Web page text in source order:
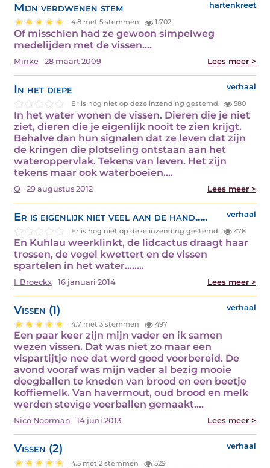
Mijn verdwenen stem hartenkreet
4.8 met 5 stemmen 1.702
Of misschien had ze gewoon simpelweg
medelijden met de vissen.…
Minke 28 maart 2009 Lees meer >
In het diepe verhaal
Er is nog niet op deze inzending gestemd. 580
In het water wonen de vissen. Dieren die je niet
ziet, dieren die je eigenlijk nooit te zien krijgt.
Behalve dan hun signalen dat ze leven dat zijn
de kringen die plotseling ontstaan aan het
wateroppervlak. Tekens van leven. Het zijn
tekens maar ook waterboeien.…
O 29 augustus 2012 Lees meer >
Er is eigenlijk niet veel aan de hand..... verhaal
Er is nog niet op deze inzending gestemd. 478
En Kuhlau weerklinkt, de lidcactus draagt haar
trossen, de vogel kwettert en de vissen
spartelen in het water.....…
I. Broeckx 16 januari 2014 Lees meer >
Vissen (1) verhaal
4.7 met 3 stemmen 497
Een paar keer zijn mijn vader en ik samen
wezen vissen. Dat was niet zo maar een
vispartijtje nee dat werd goed voorbereid. De
avond vooraf was mijn vader al bezig mooie
deegballen te kneden van brood en een beetje
koffiemelk. Van havermout, oud brood en melk
werden stevige voerballen gemaakt.…
Nico Noorman 14 juni 2013 Lees meer >
Vissen (2) verhaal
4.5 met 2 stemmen 529